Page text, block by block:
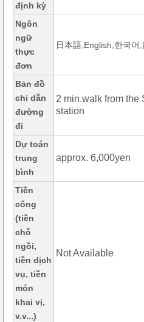
định kỳ
Ngôn
ngữ
thực
đơn
日本語,English,한국어
Bản đồ
chỉ dẫn
đường
đi
2 min.walk from the
station
Dự toán
trung
bình
approx. 6,000yen
Tiền
công
(tiền
chỗ
ngồi,
tiền dịch
vụ, tiền
món
khai vị,
v.v...)
Not Available